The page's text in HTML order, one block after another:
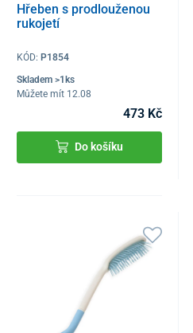
Hřeben s prodlouženou
rukojetí
KÓD: P1854
Skladem >1ks
Můžete mít 12.08
473 Kč
Do košíku